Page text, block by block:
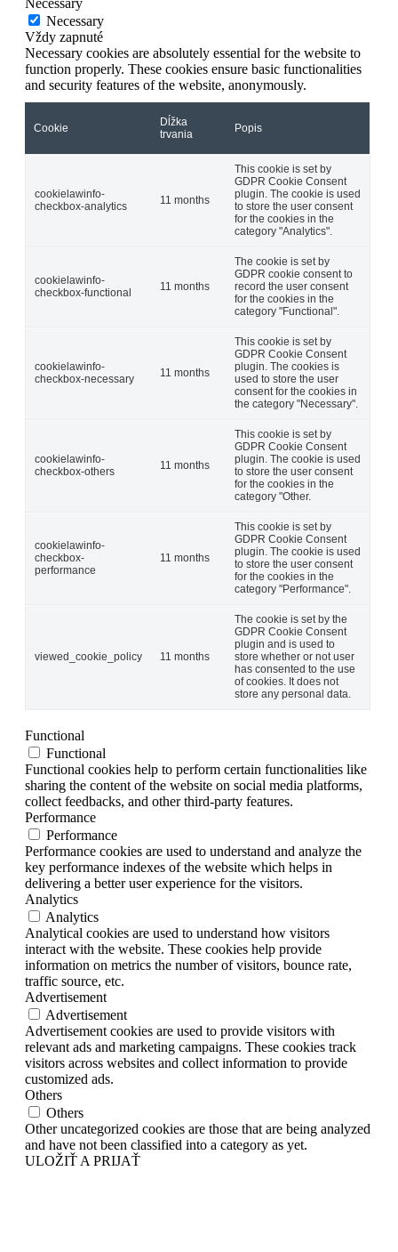
Necessary
Necessary
Vždy zapnuté
Necessary cookies are absolutely essential for the website to
function properly. These cookies ensure basic functionalities
and security features of the website, anonymously.
Cookie
Dĺžka
trvania
Popis
cookielawinfo-
checkbox-analytics
11 months
This cookie is set by
GDPR Cookie Consent
plugin. The cookie is used
to store the user consent
for the cookies in the
category "Analytics".
cookielawinfo-
checkbox-functional
11 months
The cookie is set by
GDPR cookie consent to
record the user consent
for the cookies in the
category "Functional".
cookielawinfo-
checkbox-necessary
11 months
This cookie is set by
GDPR Cookie Consent
plugin. The cookies is
used to store the user
consent for the cookies in
the category "Necessary".
cookielawinfo-
checkbox-others
11 months
This cookie is set by
GDPR Cookie Consent
plugin. The cookie is used
to store the user consent
for the cookies in the
category "Other.
cookielawinfo-
checkbox-
performance
11 months
This cookie is set by
GDPR Cookie Consent
plugin. The cookie is used
to store the user consent
for the cookies in the
category "Performance".
viewed_cookie_policy 11 months
The cookie is set by the
GDPR Cookie Consent
plugin and is used to
store whether or not user
has consented to the use
of cookies. It does not
store any personal data.
Functional
Functional
Functional cookies help to perform certain functionalities like
sharing the content of the website on social media platforms,
collect feedbacks, and other third-party features.
Performance
Performance
Performance cookies are used to understand and analyze the
key performance indexes of the website which helps in
delivering a better user experience for the visitors.
Analytics
Analytics
Analytical cookies are used to understand how visitors
interact with the website. These cookies help provide
information on metrics the number of visitors, bounce rate,
traffic source, etc.
Advertisement
Advertisement
Advertisement cookies are used to provide visitors with
relevant ads and marketing campaigns. These cookies track
visitors across websites and collect information to provide
customized ads.
Others
Others
Other uncategorized cookies are those that are being analyzed
and have not been classified into a category as yet.
ULOŽIŤ A PRIJAŤ